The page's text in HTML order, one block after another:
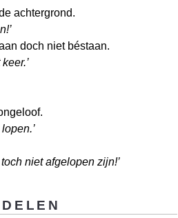
achtergrond.
doch niet béstaan.
niet afgelopen zijn!’